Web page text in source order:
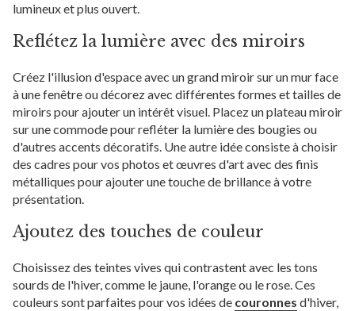
lumineux et plus ouvert.
Reflétez la lumière avec des miroirs
Créez l'illusion d'espace avec un grand miroir sur un mur face
à une fenêtre ou décorez avec différentes formes et tailles de
miroirs pour ajouter un intérêt visuel. Placez un plateau miroir
sur une commode pour refléter la lumière des bougies ou
d'autres accents décoratifs. Une autre idée consiste à choisir
des cadres pour vos photos et œuvres d'art avec des finis
métalliques pour ajouter une touche de brillance à votre
présentation.
Ajoutez des touches de couleur
Choisissez des teintes vives qui contrastent avec les tons
sourds de l'hiver, comme le jaune, l'orange ou le rose. Ces
couleurs sont parfaites pour vos idées de couronnes d'hiver,